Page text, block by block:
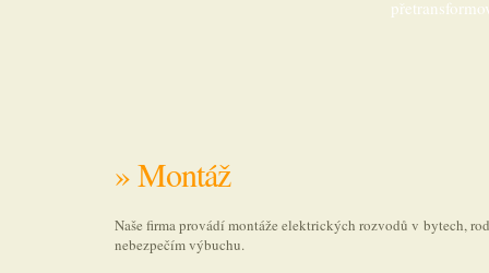
» Montáž
Naše firma provádí montáže elektrických rozvodů v bytech,
nebezpečím výbuchu.